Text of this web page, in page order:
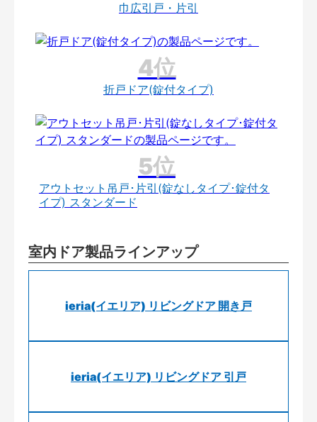
巾広引戸・片引
折戸ドア(錠付タイプ)
アウトセット吊戸･片引(錠なしタイプ･錠付タ
イプ) スタンダード
室内ドア製品ラインアップ
ieria(イエリア) リビングドア 開き戸
ieria(イエリア) リビングドア 引戸